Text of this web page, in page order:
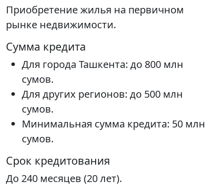
Приобретение жилья на первичном
рынке недвижимости.
Сумма кредита
Для города Ташкента: до 800 млн
сумов.
Для других регионов: до 500 млн
сумов.
Минимальная сумма кредита: 50 млн
сумов.
Срок кредитования
До 240 месяцев (20 лет).